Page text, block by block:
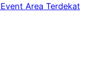
Area Terdekat